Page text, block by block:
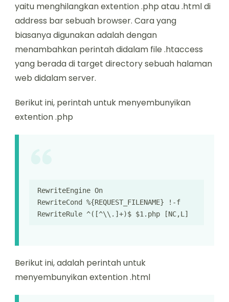
yaitu menghilangkan extention .php atau .html di
address bar sebuah browser. Cara yang
biasanya digunakan adalah dengan
menambahkan perintah didalam file .htaccess
yang berada di target directory sebuah halaman
web didalam server.
Berikut ini, perintah untuk menyembunyikan
extention .php
RewriteEngine On
RewriteCond %{REQUEST_FILENAME} !-f
RewriteRule ^([^\\.]+)$ $1.php [NC,L]
Berikut ini, adalah perintah untuk
menyembunyikan extention .html